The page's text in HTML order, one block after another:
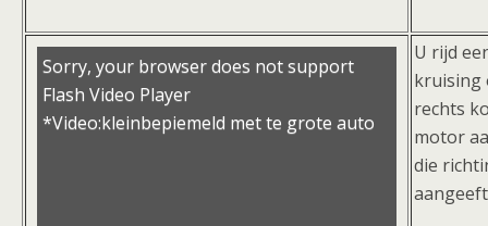
Sorry, your browser does not support
Flash Video Player
*Video:kleinbepiemeld met te grote auto
U rijd
kruising
rechts
motor
die